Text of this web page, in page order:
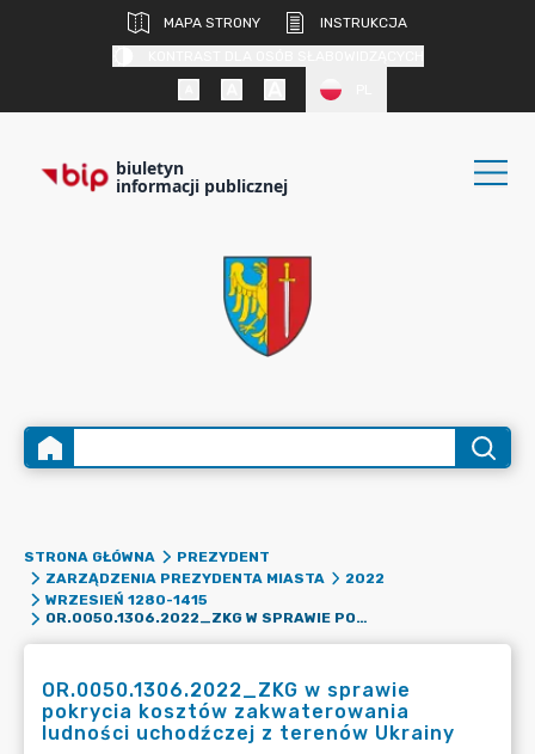
MAPA STRONY
INSTRUKCJA
biuletyn
informacji publicznej
STRONA GŁÓWNA
PREZYDENT
ZARZĄDZENIA PREZYDENTA MIASTA
2022
WRZESIEŃ 1280-1415
OR.0050.1306.2022_ZKG W SPRAWIE POKRYCIA KOSZTÓW ZAKWATEROWANIA LUDNOŚCI UCHODŹCZEJ Z TERENÓW UKRAINY
OR.0050.1306.2022_ZKG w sprawie
pokrycia kosztów zakwaterowania
ludności uchodźczej z terenów Ukrainy